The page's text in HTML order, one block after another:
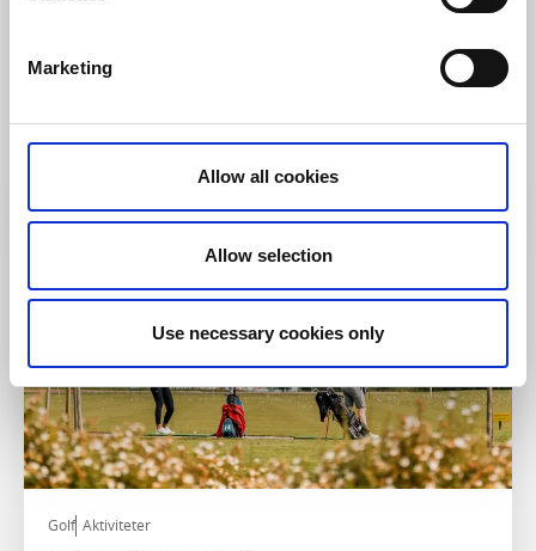
Marketing
Allow all cookies
Allow selection
Use necessary cookies only
Lysekil
Ett utflyktsmål för hela familjen med padel, bangolf,
gym och restaurang
Golf Aktiviteter